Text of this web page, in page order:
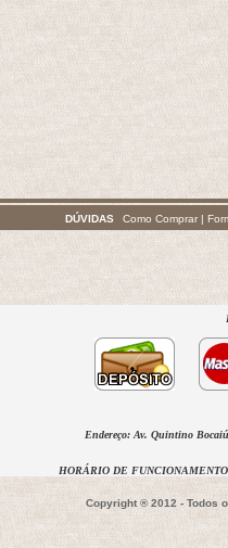
DÚVIDAS Como Comprar |
Endereço: Av. Quintino
HORÁRIO DE
Copyright ® 2012 - Todos